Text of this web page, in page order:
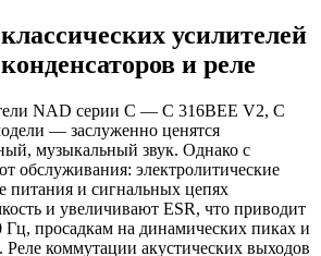
усилителей
и реле
NAD серии C — C 316BEE V2, C
— заслуженно ценятся
музыкальный звук. Однако с
обслуживания: электролитические
питания и сигнальных цепях
и увеличивают ESR, что приводит
просадкам на динамических пиках и
Реле коммутации акустических выходов